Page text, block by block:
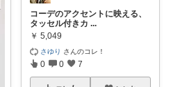
コーデのアクセントに映える、
タッセル付きカ ...
￥ 5,049
さゆり さんのコレ！
0 0 7